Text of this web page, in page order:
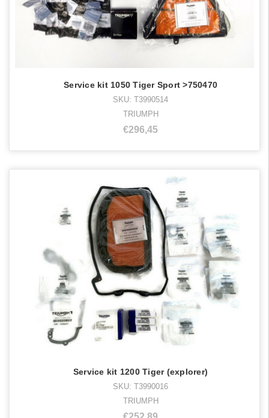
Service kit 1050 Tiger Sport >750470
SKU: T3990514
TRIUMPH
€296,45
Service kit 1200 Tiger (explorer)
SKU: T3990016
TRIUMPH